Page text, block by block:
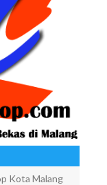
Kota Malang